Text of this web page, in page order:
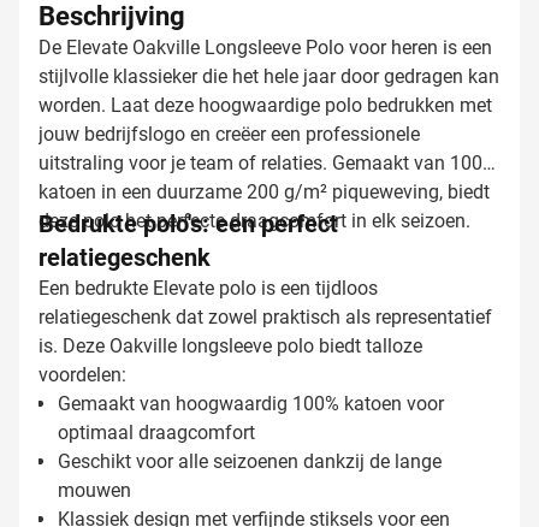
Beschrijving
De Elevate Oakville Longsleeve Polo voor heren is een
stijlvolle klassieker die het hele jaar door gedragen kan
worden. Laat deze hoogwaardige polo bedrukken met
jouw bedrijfslogo en creëer een professionele
uitstraling voor je team of relaties. Gemaakt van 100%
katoen in een duurzame 200 g/m² piqueweving, biedt
deze polo het perfecte draagcomfort in elk seizoen.
Bedrukte polo's: een perfect
relatiegeschenk
Een bedrukte Elevate polo is een tijdloos
relatiegeschenk dat zowel praktisch als representatief
is. Deze Oakville longsleeve polo biedt talloze
voordelen:
Gemaakt van hoogwaardig 100% katoen voor
optimaal draagcomfort
Geschikt voor alle seizoenen dankzij de lange
mouwen
Klassiek design met verfijnde stiksels voor een